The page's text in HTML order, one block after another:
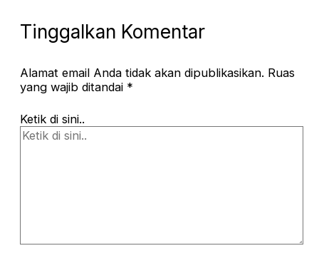
Tinggalkan Komentar
Alamat email Anda tidak akan dipublikasikan. Ruas
yang wajib ditandai *
Ketik di sini..